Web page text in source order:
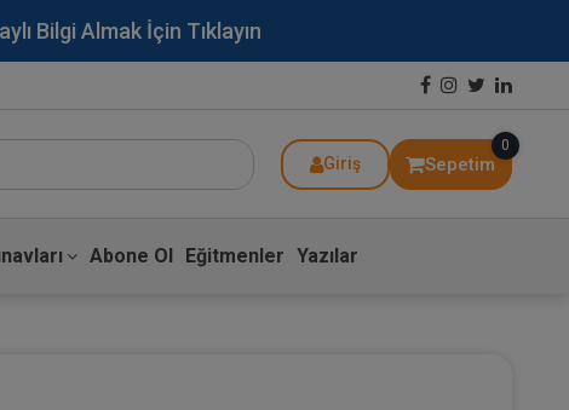
Bilgi Almak İçin Tıklayın
Giriş Sepetim
0
Abone Ol Eğitmenler Yazılar